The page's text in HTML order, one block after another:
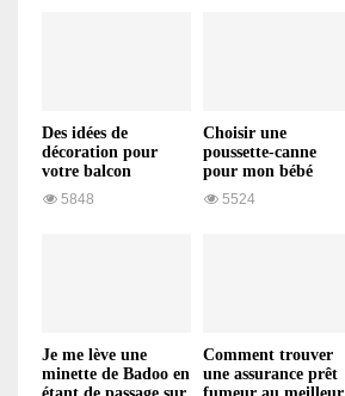
Des idées de
décoration pour
votre balcon
5848
Choisir une
poussette-canne
pour mon bébé
5524
Je me lève une
minette de Badoo en
Comment trouver
une assurance prêt